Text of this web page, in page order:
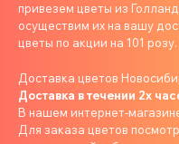
привезем цветы из
осуществим их на вашу
цветы по акции на 101 розу.
Доставка цветов
Доставка в течении 2х
В нашем интернет-
Для заказа цветов